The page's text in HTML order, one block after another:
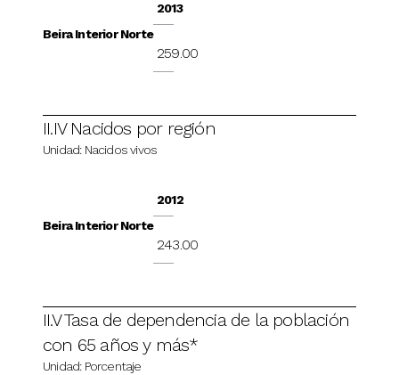
Beira Interior Norte
2013
259.00
II.IV Nacidos por región
Unidad: Nacidos vivos
Beira Interior Norte
2012
243.00
II.V Tasa de dependencia de la población
con 65 años y más*
Unidad: Porcentaje